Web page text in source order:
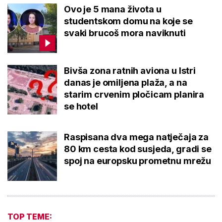
Ovo je 5 mana života u
studentskom domu na koje se
svaki brucoš mora naviknuti
Bivša zona ratnih aviona u Istri
danas je omiljena plaža, a na
starim crvenim pločicam planira
se hotel
Raspisana dva mega natječaja za
80 km cesta kod susjeda, gradi se
spoj na europsku prometnu mrežu
TOP TEME: